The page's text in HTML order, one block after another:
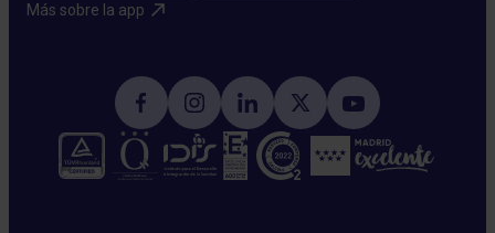
Más sobre la app​